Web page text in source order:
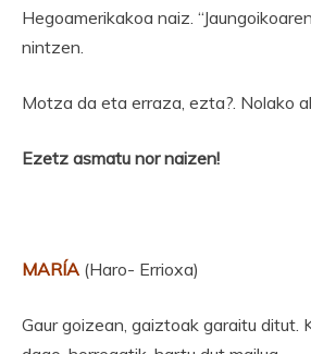
Hegoamerikakoa naiz.
nintzen.
Motza da eta erraza, ezta?. Nolako
Ezetz asmatu nor naizen!
MARÍA (Haro- Errioxa)
Gaur goizean, gaiztoak garaitu ditut.